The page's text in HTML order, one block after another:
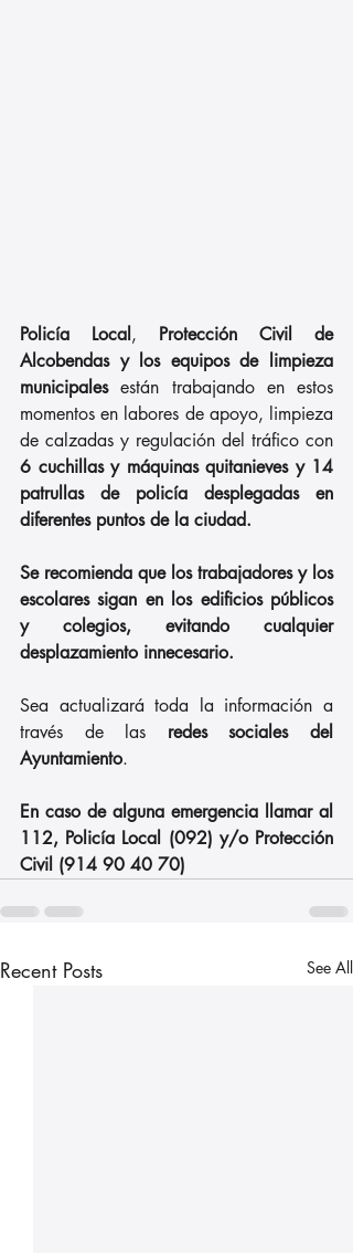
Policía Local, Protección Civil de
Alcobendas y los equipos de limpieza
municipales están trabajando en estos
momentos en labores de apoyo, limpieza
6 cuchillas y máquinas quitanieves y 14
patrullas de policía desplegadas en
diferentes puntos de la ciudad.
Se recomienda que los trabajadores y los
escolares sigan en los edificios públicos
y colegios, evitando cualquier
desplazamiento innecesario.
Sea actualizará toda la información a
través de las redes sociales del
Ayuntamiento.
En caso de alguna emergencia llamar al
112, Policía Local (092) y/o Protección
Civil (914 90 40 70)
Recent Posts See All